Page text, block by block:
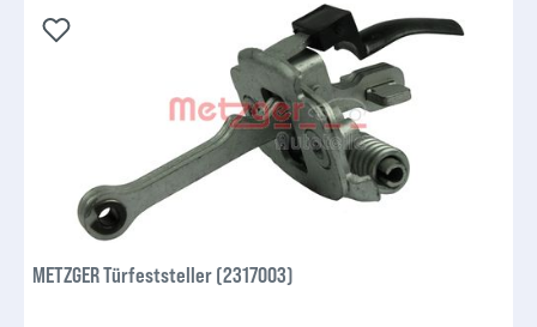
METZGER Türfeststeller (2317003)